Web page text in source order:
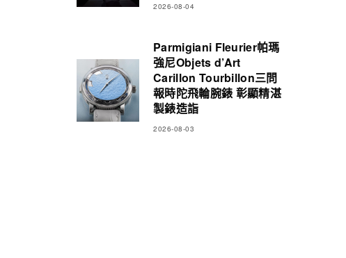
2026-08-04
Parmigiani Fleurier帕瑪
強尼Objets d’Art
Carillon Tourbillon三問
報時陀飛輪腕錶 彰顯精湛
製錶造詣
2026-08-03